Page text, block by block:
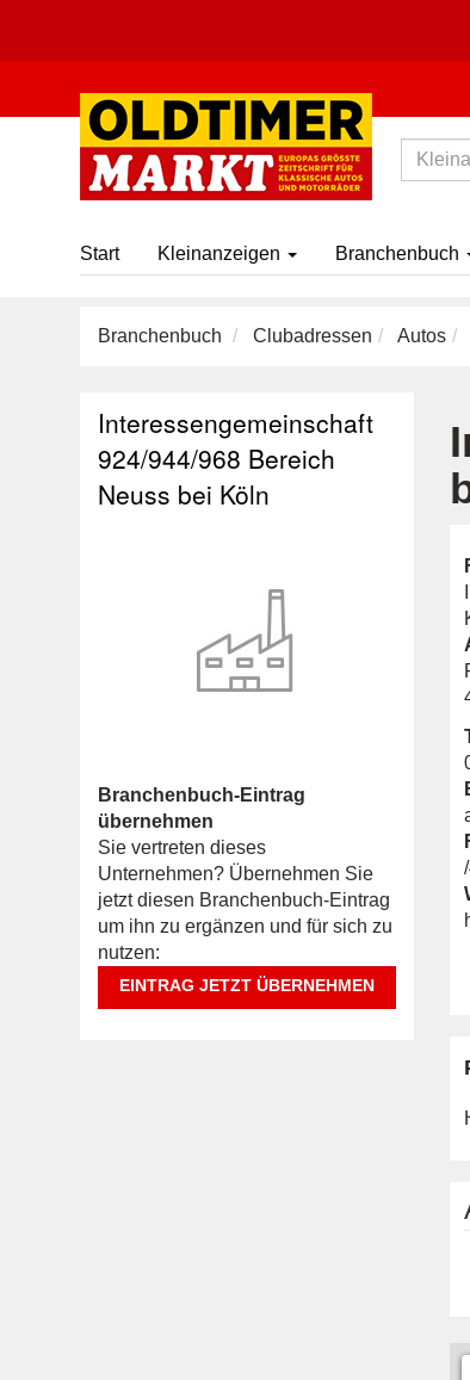
Start Kleinanzeigen Branchenbuch
Branchenbuch Clubadressen Autos
Interessengemeinschaft
924/944/968 Bereich
Neuss bei Köln
Branchenbuch-Eintrag
übernehmen
Sie vertreten dieses
Unternehmen? Übernehmen Sie
jetzt diesen Branchenbuch-Eintrag
um ihn zu ergänzen und für sich zu
nutzen:
EINTRAG JETZT ÜBERNEHMEN